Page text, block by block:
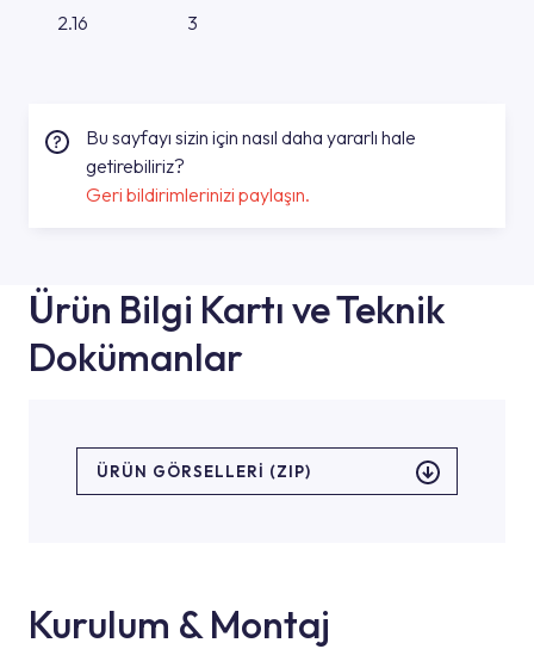
2.16 3
Bu sayfayı sizin için nasıl daha yararlı hale
getirebiliriz?
Geri bildirimlerinizi paylaşın.
Ürün Bilgi Kartı ve Teknik
Dokümanlar
ÜRÜN GÖRSELLERI (ZIP)
Kurulum & Montaj